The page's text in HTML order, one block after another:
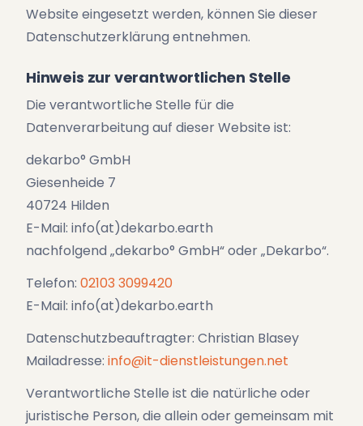
Website eingesetzt werden, können Sie dieser
Datenschutzerklärung entnehmen.
Hinweis zur verantwortlichen Stelle
Die verantwortliche Stelle für die
Datenverarbeitung auf dieser Website ist:
dekarbo° GmbH
Giesenheide 7
40724 Hilden
E-Mail: info(at)dekarbo.earth
nachfolgend „dekarbo° GmbH“ oder „Dekarbo“.
Telefon: 02103 3099420
E-Mail: info(at)dekarbo.earth
Datenschutzbeauftragter: Christian Blasey
Mailadresse: info@it-dienstleistungen.net
Verantwortliche Stelle ist die natürliche oder
juristische Person, die allein oder gemeinsam mit